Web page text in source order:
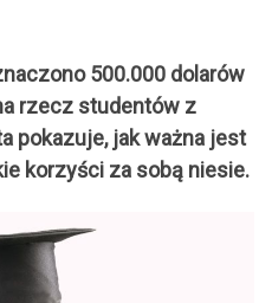
500.000 dolarów
rzecz studentów z
pokazuje, jak ważna jest
korzyści za sobą niesie.